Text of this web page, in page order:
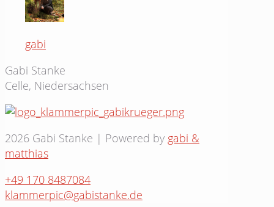
gabi
Gabi Stanke
Celle, Niedersachsen
2026 Gabi Stanke | Powered by gabi &
matthias
+49 170 8487084
klammerpic@gabistanke.de